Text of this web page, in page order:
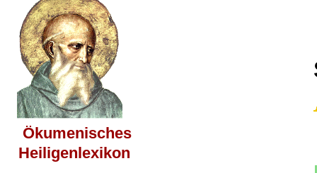
Ökumenisches
Heiligenlexikon